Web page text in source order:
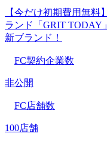
【今だけ初期費用無
ランド「GRIT TODAY
新ブランド！
FC契約企業数
非公開
FC店舗数
100店舗